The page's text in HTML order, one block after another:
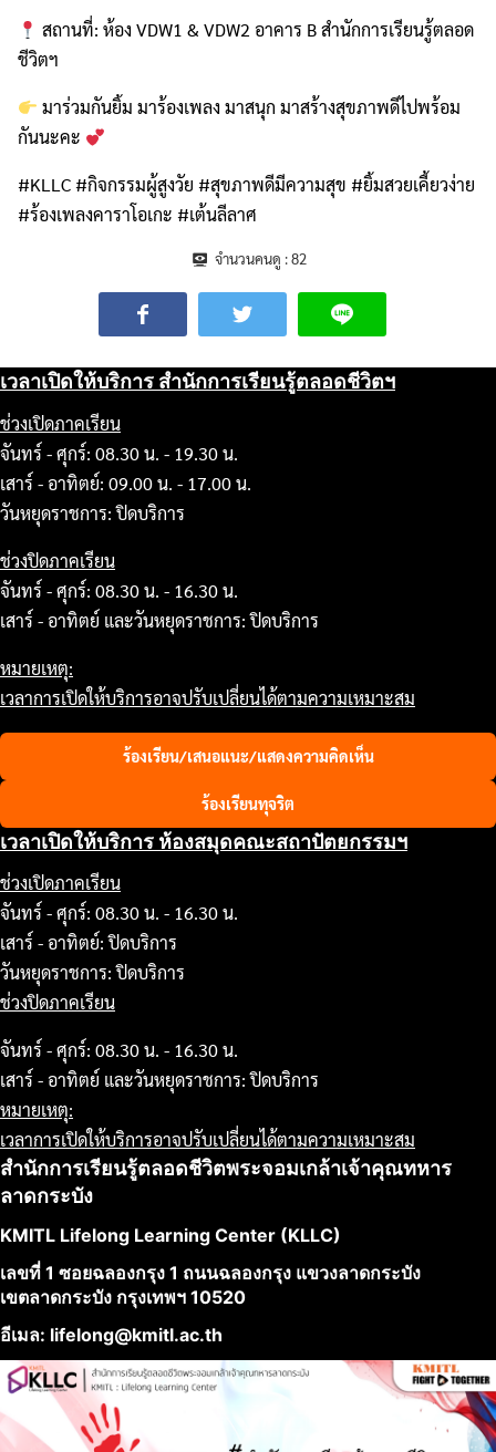
สถานที่: ห้อง VDW1 & VDW2 อาคาร B สำนักการเรียนรู้ตลอด
ชีวิตฯ
มาร่วมกันยิ้ม มาร้องเพลง มาสนุก มาสร้างสุขภาพดีไปพร้อม
กันนะคะ
#KLLC #กิจกรรมผู้สูงวัย #สุขภาพดีมีความสุข #ยิ้มสวยเคี้ยวง่าย
#ร้องเพลงคาราโอเกะ #เต้นลีลาศ
จำนวนคนดู :82
เวลาเปิดให้บริการ สำนักการเรียนรู้ตลอดชีวิตฯ
ช่วงเปิดภาคเรียน
จันทร์ - ศุกร์: 08.30 น. - 19.30 น.
เสาร์ - อาทิตย์: 09.00 น. - 17.00 น.
วันหยุดราชการ: ปิดบริการ
ช่วงปิดภาคเรียน
จันทร์ - ศุกร์: 08.30 น. - 16.30 น.
เสาร์ - อาทิตย์ และวันหยุดราชการ: ปิดบริการ
หมายเหตุ:
เวลาการเปิดให้บริการอาจปรับเปลี่ยนได้ตามความเหมาะสม
ร้องเรียน/เสนอแนะ/แสดงความคิดเห็น
ร้องเรียนทุจริต
เวลาเปิดให้บริการ ห้องสมุดคณะสถาปัตยกรรมฯ
ช่วงเปิดภาคเรียน
จันทร์ - ศุกร์: 08.30 น. - 16.30 น.
เสาร์ - อาทิตย์: ปิดบริการ
วันหยุดราชการ: ปิดบริการ
ช่วงปิดภาคเรียน
จันทร์ - ศุกร์: 08.30 น. - 16.30 น.
เสาร์ - อาทิตย์ และวันหยุดราชการ: ปิดบริการ
หมายเหตุ:
เวลาการเปิดให้บริการอาจปรับเปลี่ยนได้ตามความเหมาะสม
สำนักการเรียนรู้ตลอดชีวิตพระจอมเกล้าเจ้าคุณทหาร
ลาดกระบัง
KMITL Lifelong Learning Center (KLLC)
เลขที่ 1 ซอยฉลองกรุง 1 ถนนฉลองกรุง แขวงลาดกระบัง
เขตลาดกระบัง กรุงเทพฯ 10520
อีเมล: lifelong@kmitl.ac.th